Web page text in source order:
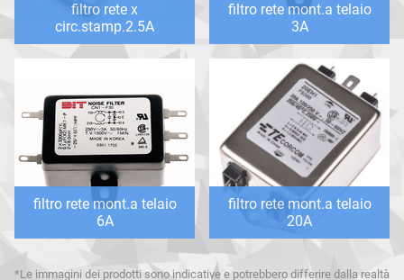
filtro rete x
circ.stamp.2.5A
filtro rete mont.a telaio
3A
filtro rete mont.a telaio
6A
filtro rete mont.a telaio
20A
*Le immagini dei prodotti sono indicative e potrebbero differire dalla realtà